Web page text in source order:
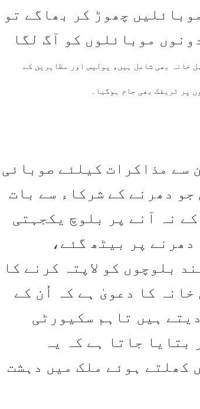
چھوڑ کر بھاگے تو
موبائلوں کو آگ لگا
خانہ بھی شامل ہیں، پولیس اور مظاہرین کے
پر ٹریفک بھی جام ہوگیا۔
سے مذاکرات کیلئے صوبائی
دھرنے کے شرکاء سے بات
نہ آنے پر بلوچ یکجہتی
پر بیٹھ گئے،
پسند بلوچوں کو لاپتہ کرنے کا
خانہ کا دعویٰ ہے کہ اُن کے
ہیں تاہم سکیورٹی
بتایا جاتا ہے کہ یہ
کھلتے ہوئے ملک میں دہشت